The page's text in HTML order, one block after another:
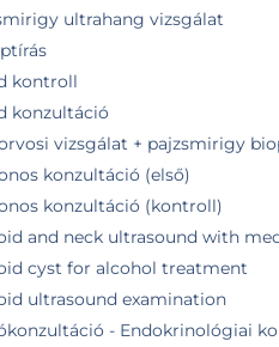
ultrahang vizsgálat
kontroll
konzultáció
vizsgálat + pajzsmirigy
konzultáció (első)
konzultáció (kontroll)
and neck ultrasound with
cyst for alcohol treatment
ultrasound examination
- Endokrinológiai